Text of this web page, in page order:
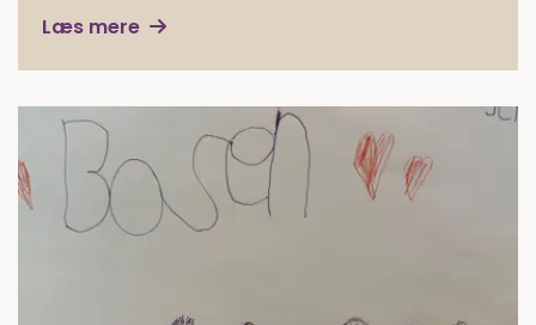
Læs mere